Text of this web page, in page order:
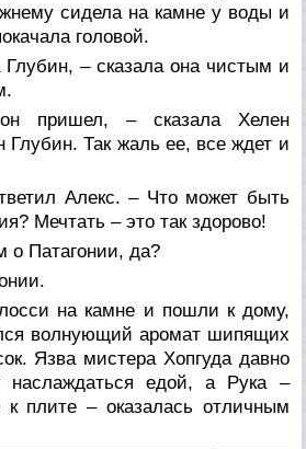
сидела на камне у воды и
головой.
– сказала она чистым и
пришел, – сказала Хелен
Глубин. Так жаль ее, все ждет и
Алекс. – Что может быть
Мечтать – это так здорово!
о Патагонии, да?
на камне и пошли к дому,
волнующий аромат шипящих
Язва мистера Хопгуда давно
едой, а Рука –
к плите – оказалась отличным